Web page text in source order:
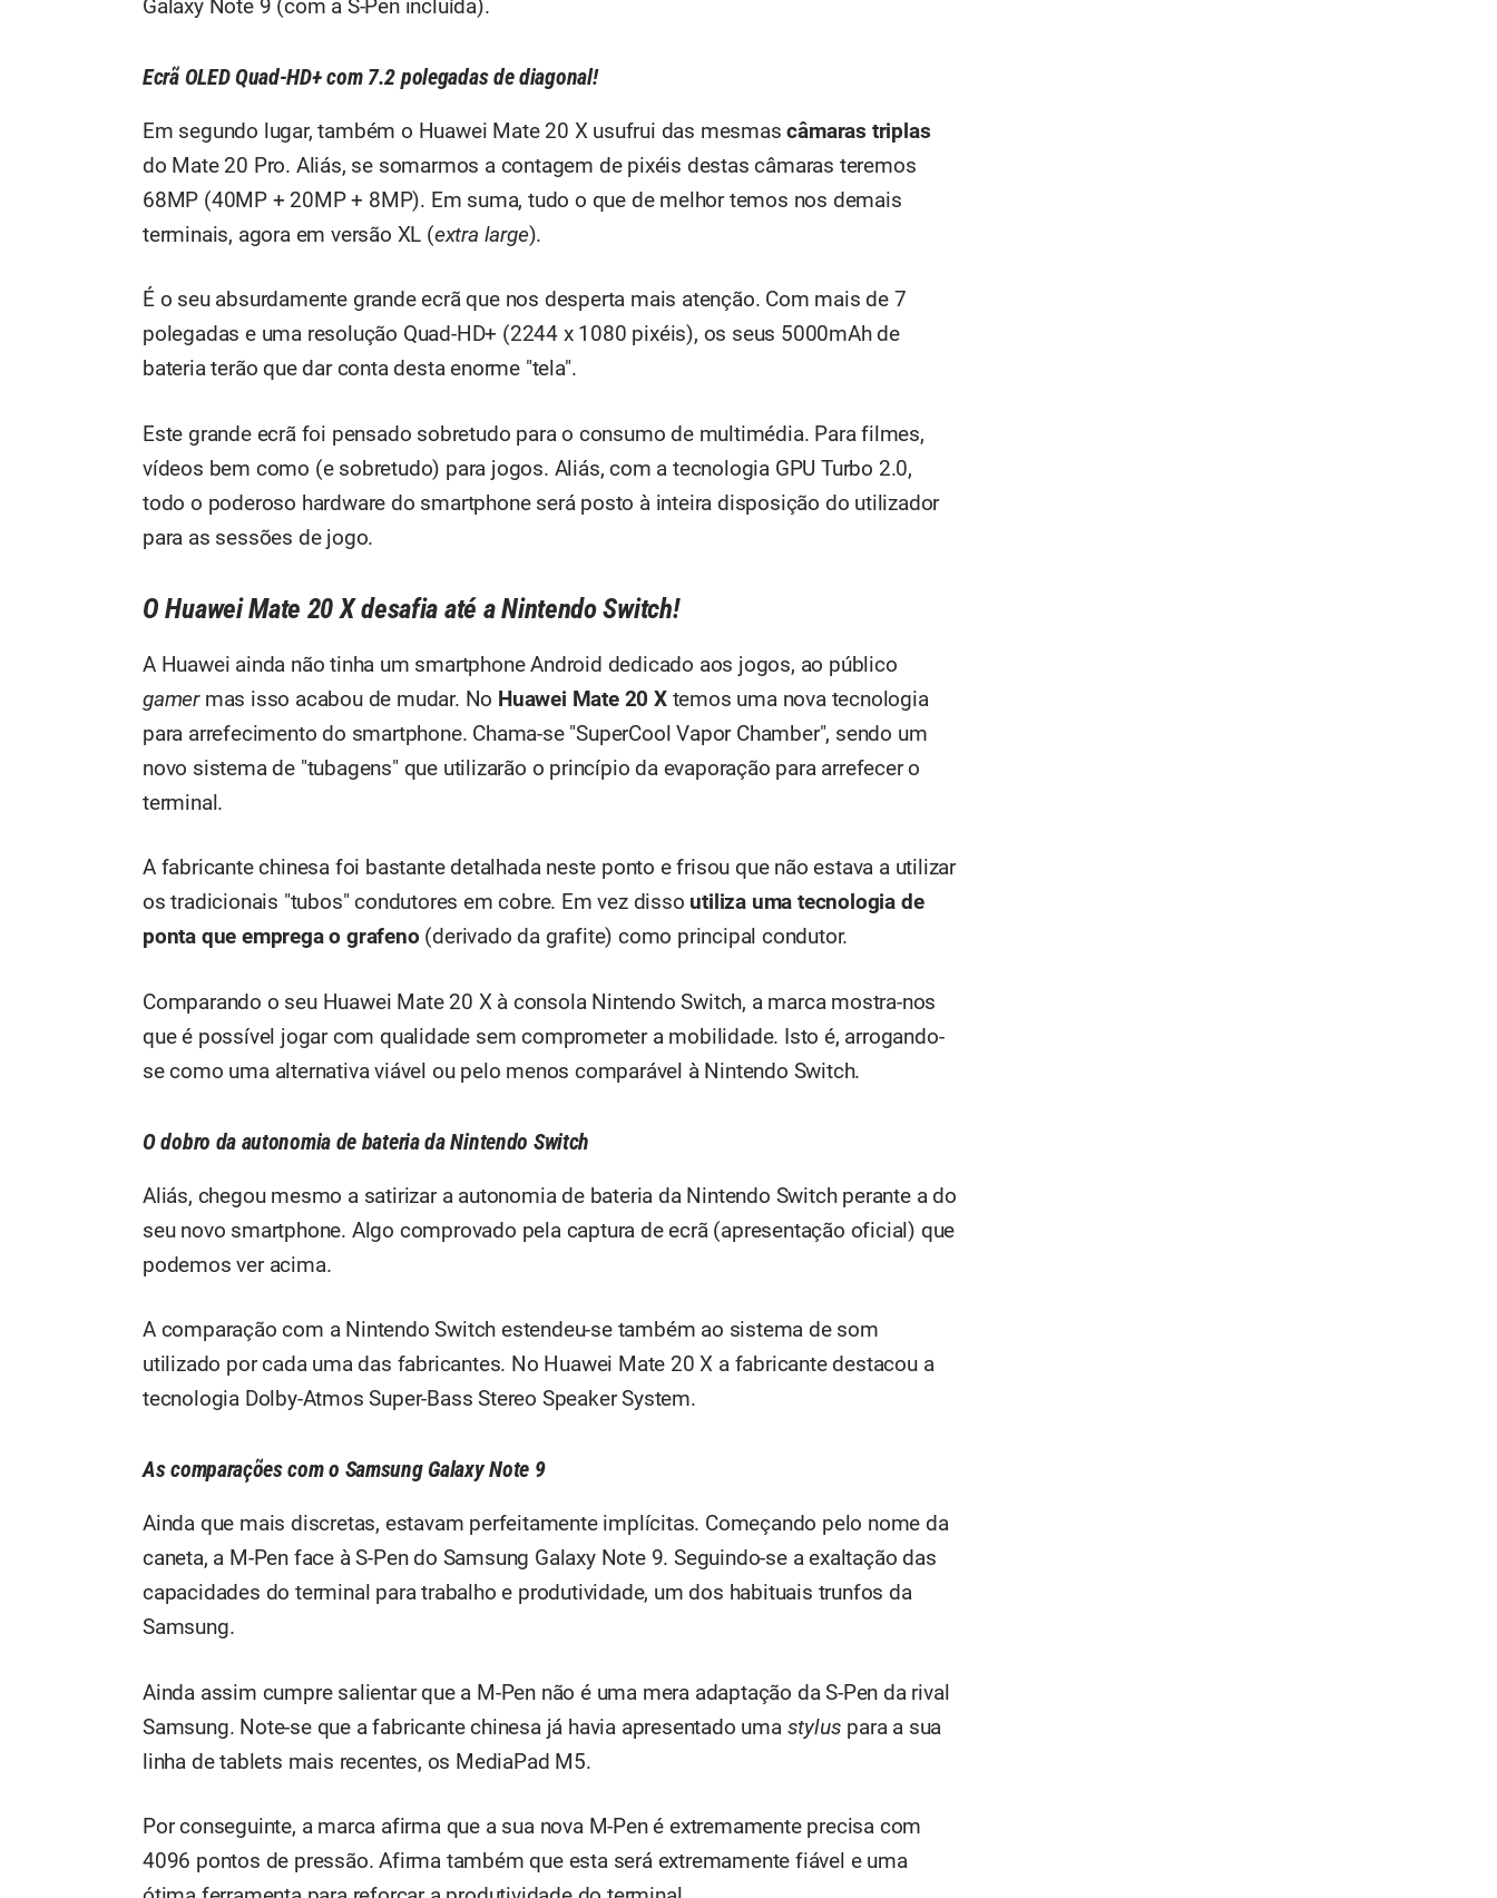
Galaxy Note 9 (com a S-Pen incluída).
Ecrã OLED Quad-HD+ com 7.2 polegadas de diagonal!
Em segundo lugar, também o Huawei Mate 20 X usufrui das mesmascâmaras triplas
do Mate 20 Pro. Aliás, se somarmos a contagem de pixéis destas câmaras teremos
68MP (40MP + 20MP + 8MP). Em suma, tudo o que de melhor temos nos demais
terminais, agora em versão XL (extra large).
É o seu absurdamente grande ecrã que nos desperta mais atenção. Com mais de 7
polegadas e uma resolução Quad-HD+ (2244 x 1080 pixéis), os seus 5000mAh de
bateria terão que dar conta desta enorme "tela".
Este grande ecrã foi pensado sobretudo para o consumo de multimédia. Para filmes,
vídeos bem como (e sobretudo) para jogos. Aliás, com a tecnologia GPU Turbo 2.0,
todo o poderoso hardware do smartphone será posto à inteira disposição do utilizador
para as sessões de jogo.
O Huawei Mate 20 X desafia até a Nintendo Switch!
A Huawei ainda não tinha um smartphone Android dedicado aos jogos, ao público
gamermas isso acabou de mudar. No Huawei Mate 20 Xtemos uma nova tecnologia
para arrefecimento do smartphone. Chama-se "SuperCool Vapor Chamber", sendo um
novo sistema de "tubagens" que utilizarão o princípio da evaporação para arrefecer o
terminal.
A fabricante chinesa foi bastante detalhada neste ponto e frisou que não estava a utilizar
os tradicionais "tubos" condutores em cobre. Em vez disso utiliza uma tecnologia de
ponta que emprega ografeno (derivado da grafite) como principal condutor.
Comparando o seu Huawei Mate 20 X à consola Nintendo Switch, a marca mostra-nos
que é possível jogar com qualidade sem comprometer a mobilidade. Isto é, arrogando-
se como uma alternativa viável ou pelo menos comparável à Nintendo Switch.
O dobro da autonomia de bateria da Nintendo Switch
Aliás, chegou mesmo a satirizar a autonomia de bateria da Nintendo Switch perante a do
seu novo smartphone. Algo comprovado pela captura de ecrã (apresentação oficial) que
podemos ver acima.
A comparação com a Nintendo Switch estendeu-se também ao sistema de som
utilizado por cada uma das fabricantes. No Huawei Mate 20 X a fabricante destacou a
tecnologia Dolby-Atmos Super-Bass Stereo Speaker System.
As comparações com o Samsung Galaxy Note 9
Ainda que mais discretas, estavam perfeitamente implícitas. Começando pelo nome da
caneta, a M-Pen face à S-Pen do Samsung Galaxy Note 9. Seguindo-se a exaltação das
capacidades do terminal para trabalho e produtividade, um dos habituais trunfos da
Samsung.
Ainda assim cumpre salientar que a M-Pen não é uma mera adaptação da S-Pen da rival
Samsung. Note-se que a fabricante chinesa já havia apresentado uma stylus para a sua
linha de tablets mais recentes, os MediaPad M5.
Por conseguinte, a marca afirma que a sua nova M-Pen é extremamente precisa com
4096 pontos de pressão. Afirma também que esta será extremamente fiável e uma